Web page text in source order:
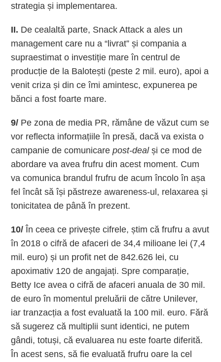
strategia și implementarea.
II. De cealaltă parte, Snack Attack a ales un
management care nu a “livrat” și compania a
supraestimat o investiție mare în centrul de
producție de la Balotești (peste 2 mil. euro), apoi a
venit criza și din ce îmi amintesc, expunerea pe
bănci a fost foarte mare.
9/ Pe zona de media PR, rămâne de văzut cum se
vor reflecta informațiile în presă, dacă va exista o
campanie de comunicarepost-dealși ce mod de
abordare va avea frufru din acest moment. Cum
va comunica brandul frufru de acum încolo în așa
fel încât să își păstreze awareness-ul, relaxarea și
tonicitatea de până în prezent.
10/ În ceea ce privește cifrele, știm că frufru a avut
în 2018 o cifră de afaceri de 34,4 milioane lei (7,4
mil. euro) și un profit net de 842.626 lei, cu
apoximativ 120 de angajați. Spre comparație,
Betty Ice avea o cifră de afaceri anuala de 30 mil.
de euro în momentul preluării de către Unilever,
iar tranzacția a fost evaluată la 100 mil. euro. Fără
să sugerez că multiplii sunt identici, ne putem
gândi, totuși, că evaluarea nu este foarte diferită.
În acest sens, să fie evaluată frufru oare la cel